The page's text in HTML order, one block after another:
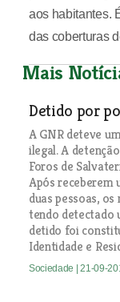
aos habitantes.
das coberturas
Mais
Detido por
A GNR deteve
ilegal. A
Foros de
Após receberem
duas pessoas,
tendo detectado
detido foi
Identidade e
Sociedade | 21-09-